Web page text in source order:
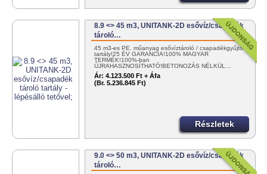
8.9 <> 45 m3, UNITANK-2D esővíz/csapadék
tároló…
45 m3-es PE. műanyag esővíztároló / csapadékgyűjtő
tartály!25 ÉV GARANCIA!100% MAGYAR
TERMÉK!100%-ban
ÚJRAHASZNOSÍTHATÓ!BETONOZÁS NÉLKÜL…
Ár: 4.123.500 Ft + Áfa
(Br. 5.236.845 Ft)
Részletek
9.0 <> 50 m3, UNITANK-2D esővíz/csapadék
tároló…